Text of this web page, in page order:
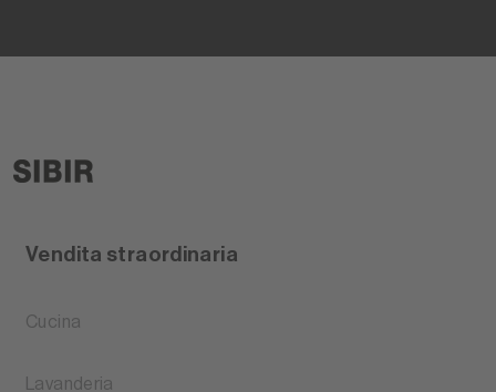
Vendita straordinaria
Cucina
Lavanderia